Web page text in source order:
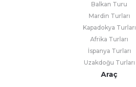
Balkan Turu
Mardin Turları
Kapadokya Turları
Afrika Turları
İspanya Turları
Uzakdoğu Turları
Araç